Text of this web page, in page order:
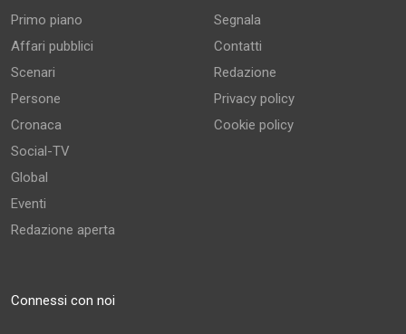
Primo piano
Affari pubblici
Scenari
Persone
Cronaca
Social-TV
Global
Eventi
Redazione aperta
Segnala
Contatti
Redazione
Privacy policy
Cookie policy
Connessi con noi